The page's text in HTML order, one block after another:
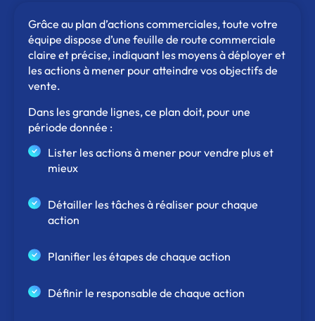
Grâce au plan d’actions commerciales, toute votre
équipe dispose d’une feuille de route commerciale
claire et précise, indiquant les moyens à déployer et
les actions à mener pour atteindre vos objectifs de
vente.
Dans les grande lignes, ce plan doit, pour une
période donnée :
Lister les actions à mener pour vendre plus et
mieux
Détailler les tâches à réaliser pour chaque
action
Planifier les étapes de chaque action
Définir le responsable de chaque action